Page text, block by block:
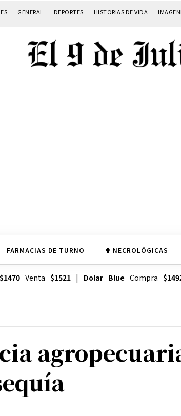
GENERAL DEPORTES HISTORIAS DE VIDA
FARMACIAS DE TURNO ✟ NECROLÓGICAS
$1470Venta $1521| Dolar Blue Compra